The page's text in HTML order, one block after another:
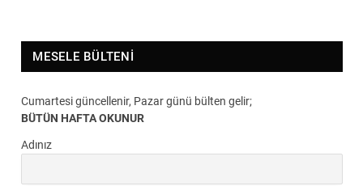
MESELE BÜLTENI
Cumartesi güncellenir, Pazar günü bülten gelir;
BÜTÜN HAFTA OKUNUR
Adınız